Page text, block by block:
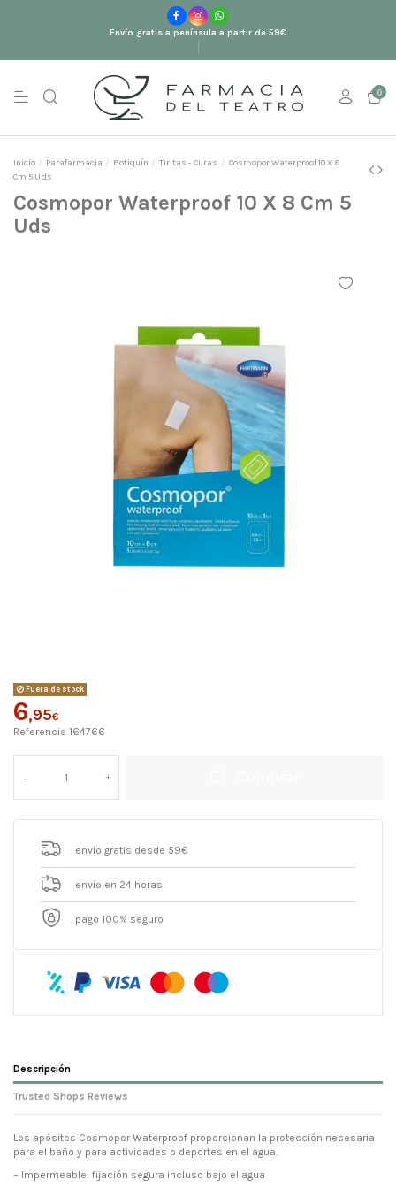
Envío gratis a península a partir de 59€
0
Inicio Parafarmacia Botiquín Tiritas - Curas
Cosmopor Waterproof 10 X 8
Cm 5 Uds
Cosmopor Waterproof 10 X 8 Cm 5
Uds
Fuera de stock
6,95€
Referencia 164766
envío gratis desde 59€
envío en 24 horas
pago 100% seguro
Descripción
Trusted Shops Reviews
Los apósitos Cosmopor Waterproof proporcionan la protección necesaria
para el baño y para actividades o deportes en el agua.
– Impermeable: fijación segura incluso bajo el agua